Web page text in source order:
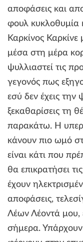
αποφάσεις και
φουλ κυκλοθυμία
Καρκίνος
μέσα στη μέρα
ψυλλιαστεί τις
γεγονός πως
εσύ δεν έχεις την
ξεκαθαρίσεις τη
παρακάτω. Η
κάνουν πιο ωμό
είναι κάτι που
θα επικρατήσει
έχουν
αποφάσεις,
Λέων Λέοντά μου,
σήμερα. Υπάρχουν